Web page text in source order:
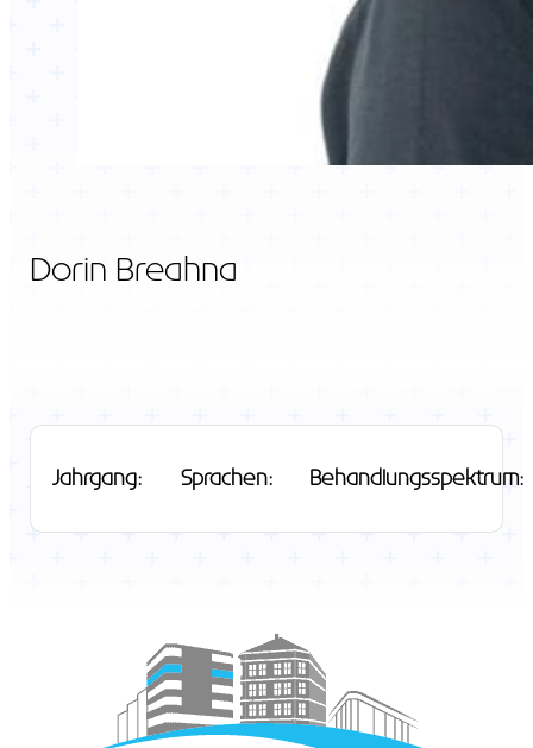
Dorin Breahna
Jahrgang: Sprachen: Behandlungsspektrum: